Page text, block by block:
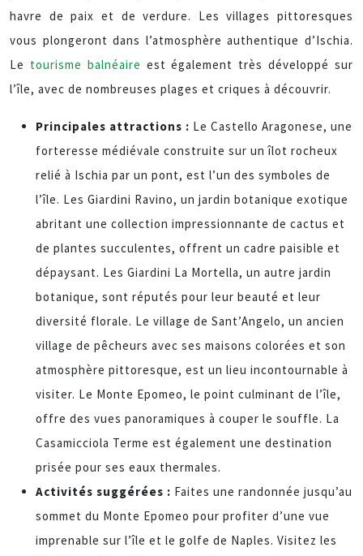
havre de paix et de verdure. Les villages pittoresques
vous plongeront dans l’atmosphère authentique d’Ischia.
Le tourisme balnéaire est également très développé sur
l’île, avec de nombreuses plages et criques à découvrir.
Principales attractions : Le Castello Aragonese, une
forteresse médiévale construite sur un îlot rocheux
relié à Ischia par un pont, est l’un des symboles de
l’île. Les Giardini Ravino, un jardin botanique exotique
abritant une collection impressionnante de cactus et
de plantes succulentes, offrent un cadre paisible et
dépaysant. Les Giardini La Mortella, un autre jardin
botanique, sont réputés pour leur beauté et leur
diversité florale. Le village de Sant’Angelo, un ancien
village de pêcheurs avec ses maisons colorées et son
atmosphère pittoresque, est un lieu incontournable à
visiter. Le Monte Epomeo, le point culminant de l’île,
offre des vues panoramiques à couper le souffle. La
Casamicciola Terme est également une destination
prisée pour ses eaux thermales.
Activités suggérées : Faites une randonnée jusqu’au
sommet du Monte Epomeo pour profiter d’une vue
imprenable sur l’île et le golfe de Naples. Visitez les